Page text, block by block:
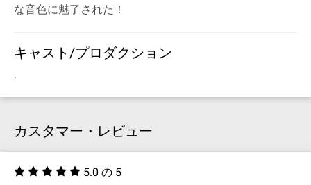
な音色に魅了された！
キャスト/プロダクション
.
カスタマー・レビュー
5.0 の 5